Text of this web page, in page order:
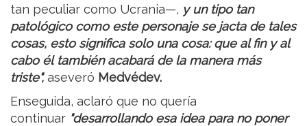
tan peculiar como Ucrania—, y un tipo tan
patológico como este personaje se jacta de tales
cosas, esto significa solo una cosa: que al fin y al
cabo él también acabará de la manera más
triste",aseveró Medvédev.
Enseguida, aclaró que no quería
continuar "desarrollando esa idea para no poner